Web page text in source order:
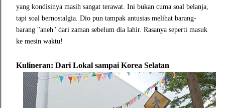
yang kondisinya masih sangat terawat. Ini bukan cuma soal belanja,
tapi soal bernostalgia. Dio pun tampak antusias melihat barang-
barang "aneh" dari zaman sebelum dia lahir. Rasanya seperti masuk
ke mesin waktu!
Kulineran: Dari Lokal sampai Korea Selatan